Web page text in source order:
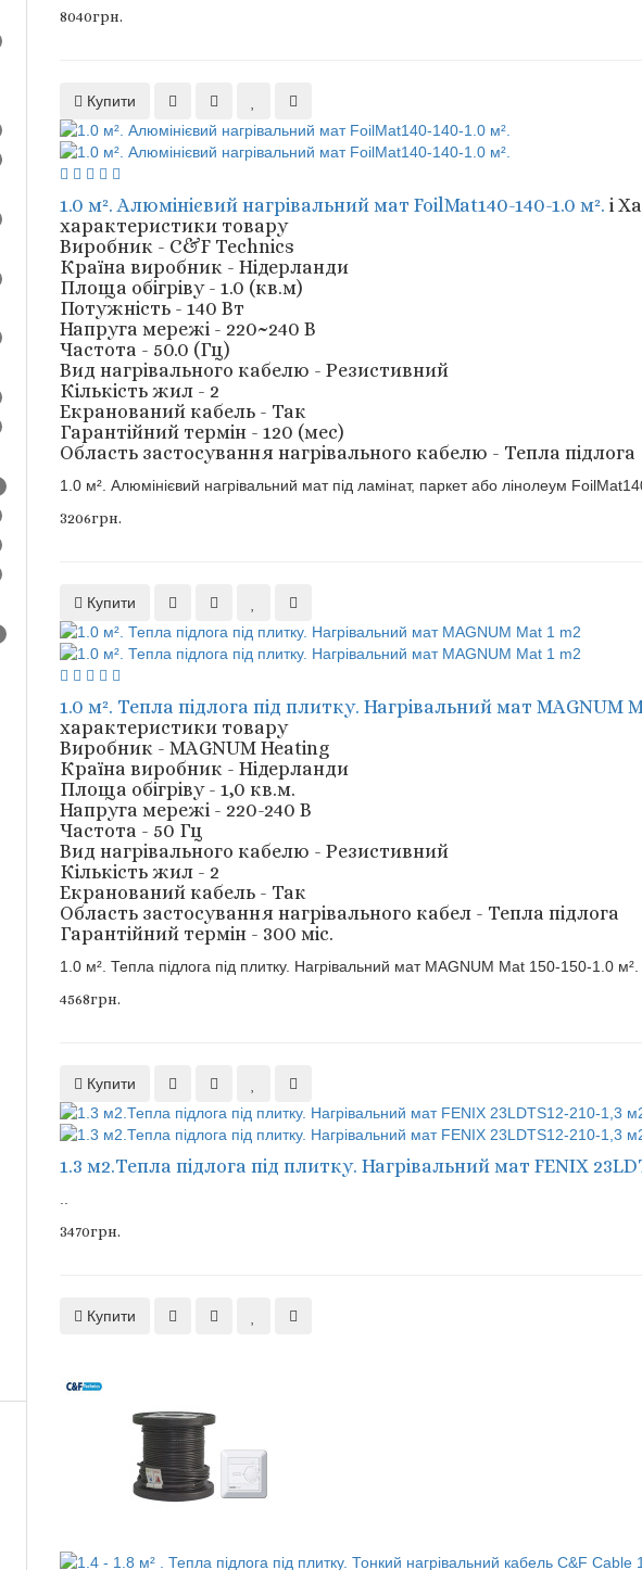
8040грн.
Купити
1.0 м². Алюмінієвий нагрівальний мат FoilMat140-140-1.0 м². i
характеристики товару
Виробник - C&F Technics
Країна виробник - Нідерланди
Площа обігріву - 1.0 (кв.м)
Потужність - 140 Вт
Напруга мережі - 220~240 В
Частота - 50.0 (Гц)
Вид нагрівального кабелю - Резистивний
Кількість жил - 2
Екранований кабель - Так
Гарантійний термін - 120 (мес)
Область застосування нагрівального кабелю - Тепла підлога
1.0 м². Алюмінієвий нагрівальний мат під ламінат, паркет або лінолеум
3206грн.
Купити
1.0 м². Тепла підлога під плитку. Нагрівальний мат MAGNUM
характеристики товару
Виробник - MAGNUM Heating
Країна виробник - Нідерланди
Площа обігріву - 1,0 кв.м.
Напруга мережі - 220-240 В
Частота - 50 Гц
Вид нагрівального кабелю - Резистивний
Кількість жил - 2
Екранований кабель - Так
Область застосування нагрівального кабел - Тепла підлога
Гарантійний термін - 300 міс.
1.0 м². Тепла підлога під плитку. Нагрівальний мат MAGNUM Mat 150-150-1.0
4568грн.
Купити
1.3 м2.Тепла підлога під плитку. Нагрівальний мат FENIX
..
3470грн.
Купити